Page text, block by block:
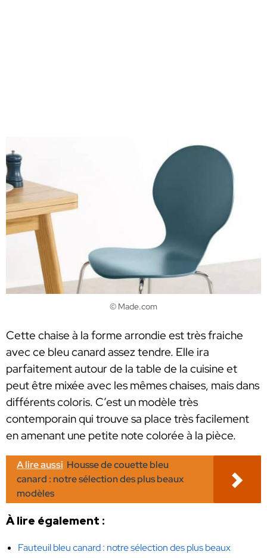
© Made.com
Cette chaise à la forme arrondie est très fraiche
avec ce bleu canard assez tendre. Elle ira
parfaitement autour de la table de la cuisine et
peut être mixée avec les mêmes chaises, mais dans
différents coloris. C’est un modèle très
contemporain qui trouve sa place très facilement
en amenant une petite note colorée à la pièce.
A lire aussi Housse de couette bleu
canard : notre sélection des plus beaux
modèles
À lire également :
Fauteuil bleu canard : notre sélection des plus beaux